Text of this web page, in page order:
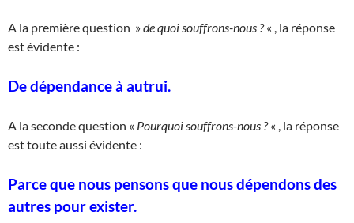
A la première question »de quoi souffrons-nous ?« , la réponse
est évidente :
De dépendance à autrui.
A la seconde question « Pourquoi souffrons-nous ?« , la réponse
est toute aussi évidente :
Parce que nous pensons que nous dépendons des
autres pour exister.